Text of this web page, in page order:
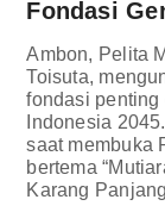
Fondasi
Ambon, Pelita
Toisuta,
fondasi penting
Indonesia
saat membuka
bertema
Karang